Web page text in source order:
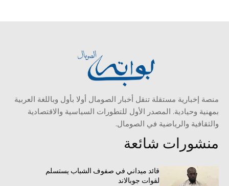
منصة إخبارية مستقلة تنقل أخبار الصومال أولا بأول وباللغة العربية
بمهنية وحيادية. المصدر الأول للتطورات السياسية والاقتصادية
والثقافية والرياضية في الصومال.
منشورات شائعة
قائد ميداني في صفوف الشباب يستسلم
لقوات جوبالاند